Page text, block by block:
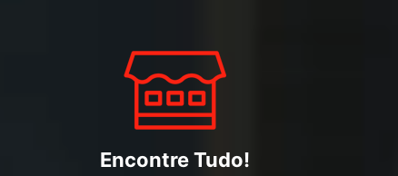
Encontre Tudo!